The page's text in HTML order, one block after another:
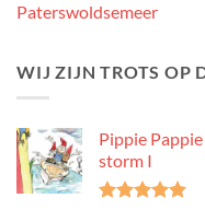
Paterswoldsemeer
WIJ ZIJN TROTS OP
Pippie
storm I